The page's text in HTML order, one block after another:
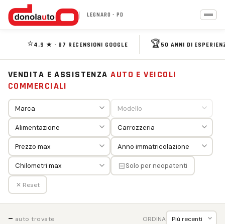
LEGNARO · PD
⭐4,9 ★ · 87 RECENSIONI GOOGLE 🏆50 ANNI DI
VENDITA E ASSISTENZAAUTO E VEICOLI
COMMERCIALI
🏻Solo per neopatenti
✕ Reset
— auto trovate ORDINA